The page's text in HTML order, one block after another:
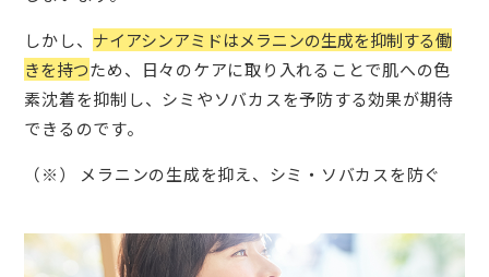
しかし、 ナイアシンアミドはメラニンの生成を抑制する働
きを持つため、日々のケアに取り入れることで肌への色
素沈着を抑制し、シミやソバカスを予防する効果が期待
できるのです。
（※） メラニンの生成を抑え、シミ・ソバカスを防ぐ